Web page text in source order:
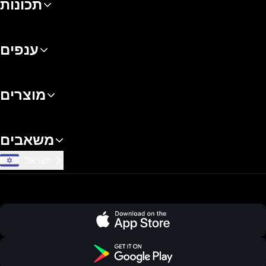
תכונות
ענפים
מוצרים
משאבים